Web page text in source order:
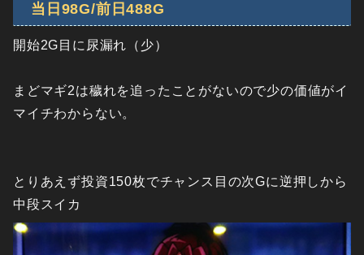
当日98G/前日488G
開始2G目に尿漏れ（少）
まどマギ2は穢れを追ったことがないので少の価値がイ
マイチわからない。
とりあえず投資150枚でチャンス目の次Gに逆押しから
中段スイカ